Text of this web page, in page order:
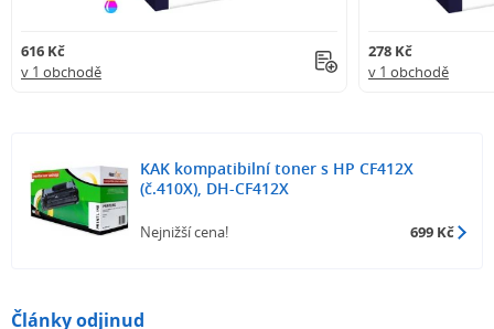
616 Kč
v 1 obchodě
278 Kč
v 1 obchodě
KAK kompatibilní toner s HP CF412X
(č.410X), DH-CF412X
Nejnižší cena! 699 Kč
Články odjinud